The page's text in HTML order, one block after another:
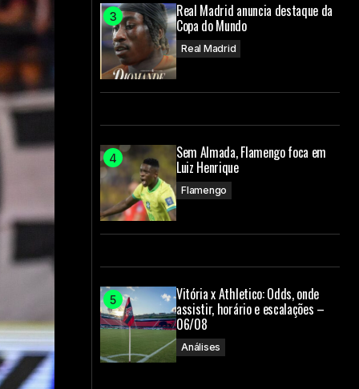
Real Madrid anuncia destaque da
Copa do Mundo
Real Madrid
Sem Almada, Flamengo foca em
Luiz Henrique
Flamengo
Vitória x Athletico: Odds, onde
assistir, horário e escalações –
06/08
Análises